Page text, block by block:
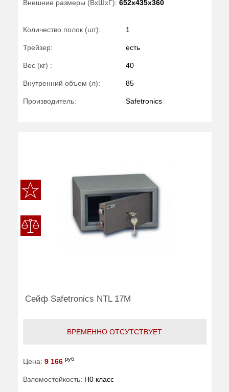
Внешние размеры (ВхШхГ): 652x435x360
Количество полок (шт): 1
Трейзер: есть
Вес (кг) : 40
Внутренний объем (л): 85
Производитель: Safetronics
Сейф Safetronics NTL 17M
ВРЕМЕННО ОТСУТСТВУЕТ
Цена: 9 166 руб
Взломостойкость: H0 класс